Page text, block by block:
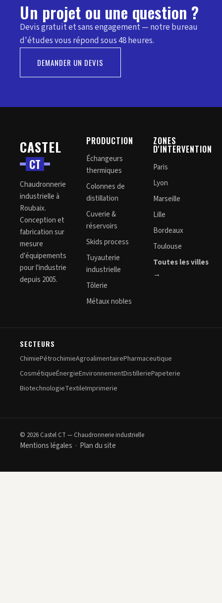
Un projet ou une question ?
Devis gratuit et sans engagement — notre bureau
d'études vous répond sous 48 heures.
DEMANDER UN DEVIS
CASTEL
CT
Chaudronnerie
industrielle à
Roubaix.
Conception et
fabrication sur
mesure
d'équipements
pour l'industrie
depuis 2005.
PRODUCTION
Échangeurs
thermiques
Colonnes de
distillation
Cuverie &
réservoirs
Skids process
Tuyauterie
industrielle
Tôlerie
Métaux nobles
ZONES
D'INTERVENTION
Paris
Lyon
Marseille
Lille
Bordeaux
Toulouse
Toutes les villes
→
SECTEURS
ChimiePétrochimieAgroalimentairePharmaceutique
CosmétiqueÉnergieEnvironnementDistilleriePapeterie
BiotechnologieTextileImprimerie
© 2026 Castel CT — Chaudronnerie industrielle
Mentions légales · Plan du site